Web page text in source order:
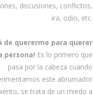
discusiones, conflictos,
ira, odio, etc.
de quererme para querer
persona! Es lo primero que
pasa por la cabeza cuando
este abrumador
se trata de un miedo a